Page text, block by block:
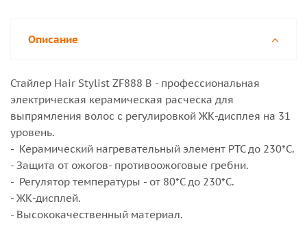
Описание
Стайлер Hair Stylist ZF888 B - профессиональная
электрическая керамическая расческа для
выпрямления волос с регулировкой ЖК-дисплея на 31
уровень.
- Керамический нагревательный элемент РТС до 230*С.
- Защита от ожогов- противоожоговые гребни.
- Регулятор температуры - от 80*С до 230*С.
- ЖК-дисплей.
- Высококачественный материал.